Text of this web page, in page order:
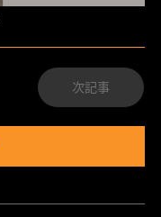
次記事